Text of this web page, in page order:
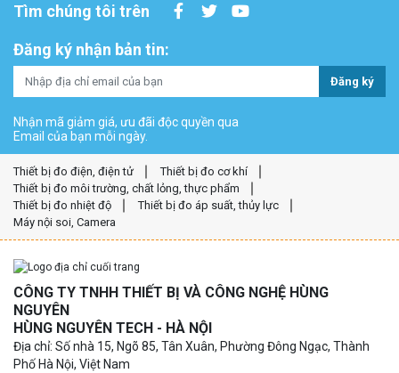
Tìm chúng tôi trên
Đăng ký nhận bản tin:
Đăng ký
Nhận mã giảm giá, ưu đãi độc quyền qua
Email của bạn mỗi ngày.
Thiết bị đo điện, điện tử
Thiết bị đo cơ khí
Thiết bị đo môi trường, chất lỏng, thực phẩm
Thiết bị đo nhiệt độ
Thiết bị đo áp suất, thủy lực
Máy nội soi, Camera
CÔNG TY TNHH THIẾT BỊ VÀ CÔNG NGHỆ HÙNG
NGUYÊN
HÙNG NGUYÊN TECH - HÀ NỘI
Địa chỉ: Số nhà 15, Ngõ 85, Tân Xuân, Phường Đông Ngạc, Thành
Phố Hà Nội, Việt Nam